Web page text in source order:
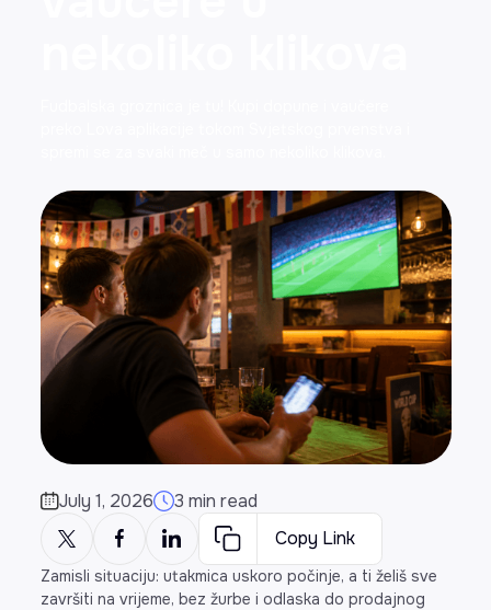
July 1, 2026
3 min read
Copy Link
Zamisli situaciju: utakmica uskoro počinje, a ti želiš sve
završiti na vrijeme, bez žurbe i odlaska do prodajnog